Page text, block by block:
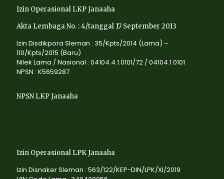
Izin Operasional LKP Janaaha
Akta Lembaga No. : 4/tanggal 17 September 2013
Izin Disdikpora Sleman : 35/Kpts/2014 (Lama) –
110/Kpts/2015 (Baru)
Nilek Lama / Nasional : 04104.4.1.0101/72 / 04104.1.0101
NPSN : K5659287
NPSN LKP Janaaha
Izin Operasional LPK Janaaha
Izin Disnaker Sleman : 563/122/KEP-DIN/LPK/XI/2019